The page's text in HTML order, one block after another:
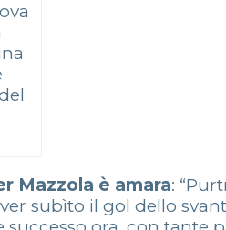
Mazzola è amara:
subìto il gol dello